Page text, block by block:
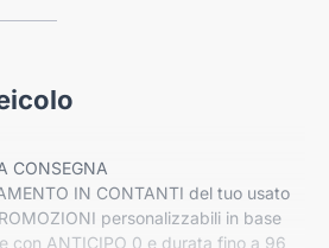
CONSEGNA
IN CONTANTI del tuo usato
personalizzabili in base
con ANTICIPO 0 e durata fino a 96